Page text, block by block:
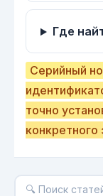
Где
Серийный
точно
конкретного